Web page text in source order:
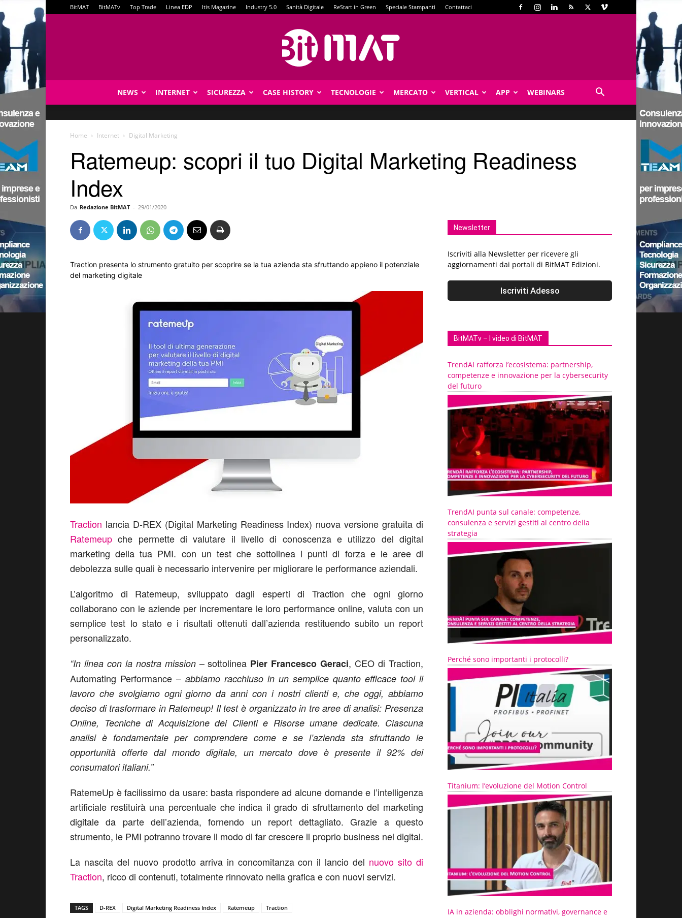
BitMAT BitMATv Top Trade Linea EDP Itis Magazine Industry 5.0 Sanità Digitale ReStart in Green Speciale Stampanti Contattaci
NEWS INTERNET SICUREZZA CASE HISTORY TECNOLOGIE MERCATO VERTICAL APP WEBINARS
Home Internet Digital Marketing
Ratemeup: scopri il tuo Digital Marketing Readiness
Index
Da Redazione BitMAT - 29/01/2020
Traction presenta lo strumento gratuito per scoprire se la tua azienda sta sfruttando appieno il potenziale
del marketing digitale
Traction lancia D-REX (Digital Marketing Readiness Index) nuova versione gratuita di
Ratemeup che permette di valutare il livello di conoscenza e utilizzo del digital
marketing della tua PMI. con un test che sottolinea i punti di forza e le aree di
debolezza sulle quali è necessario intervenire per migliorare le performance aziendali.
L’algoritmo di Ratemeup, sviluppato dagli esperti di Traction che ogni giorno
collaborano con le aziende per incrementare le loro performance online, valuta con un
semplice test lo stato e i risultati ottenuti dall’azienda restituendo subito un report
personalizzato.
“In linea con la nostra mission– sottolinea Pier Francesco Geraci, CEO di Traction,
Automating Performance – abbiamo racchiuso in un semplice quanto efficace tool il
lavoro che svolgiamo ogni giorno da anni con i nostri clienti e, che oggi, abbiamo
deciso di trasformare in Ratemeup! Il test è organizzato in tre aree di analisi: Presenza
Online, Tecniche di Acquisizione dei Clienti e Risorse umane dedicate. Ciascuna
analisi è fondamentale per comprendere come e se l’azienda sta sfruttando le
opportunità offerte dal mondo digitale, un mercato dove è presente il 92% dei
consumatori italiani.”
RatemeUp è facilissimo da usare: basta rispondere ad alcune domande e l’intelligenza
artificiale restituirà una percentuale che indica il grado di sfruttamento del marketing
digitale da parte dell’azienda, fornendo un report dettagliato. Grazie a questo
strumento, le PMI potranno trovare il modo di far crescere il proprio business nel digital.
La nascita del nuovo prodotto arriva in concomitanza con il lancio del nuovo sito di
Traction, ricco di contenuti, totalmente rinnovato nella grafica e con nuovi servizi.
TAGS D-REX Digital Marketing Readiness Index Ratemeup Traction
Newsletter
Iscriviti alla Newsletter per ricevere gli
aggiornamenti dai portali di BitMAT Edizioni.
BitMATv – I video di BitMAT
TrendAI rafforza l’ecosistema: partnership,
competenze e innovazione per la cybersecurity
del futuro
TrendAI punta sul canale: competenze,
consulenza e servizi gestiti al centro della
strategia
Perché sono importanti i protocolli?
Titanium: l’evoluzione del Motion Control
IA in azienda: obblighi normativi, governance e